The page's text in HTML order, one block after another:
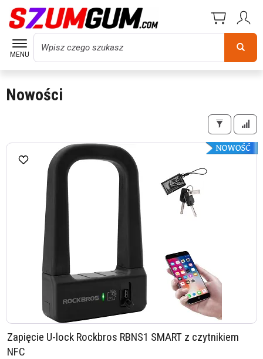
MENU
Wyszukaj
Nowości
Zapięcie U-lock Rockbros RBNS1 SMART z czytnikiem
NFC